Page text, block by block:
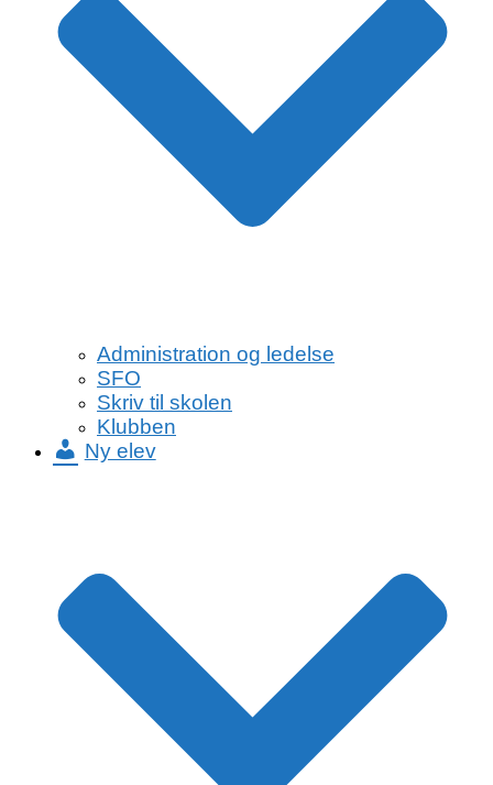
Administration og ledelse
SFO
Skriv til skolen
Klubben
Ny elev